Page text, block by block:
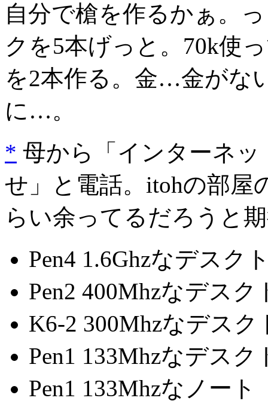
自分で槍を作るかぁ。
クを5本げっと。70k使
を2本作る。金…金がな
に…。
* 母から「インターネ
せ」と電話。itohの部屋
らい余ってるだろうと
Pen4 1.6Ghzなデスク
Pen2 400Mhzなデスク
K6-2 300Mhzなデス
Pen1 133Mhzなデス
Pen1 133Mhzなノート